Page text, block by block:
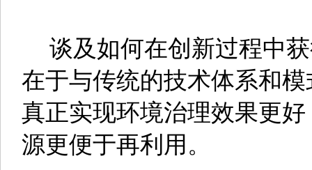
谈及如何在创新过程中
在于与传统的技术体系和
真正实现环境治理效果更
源更便于再利用。